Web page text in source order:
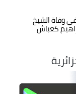
الشيخ
كعباش